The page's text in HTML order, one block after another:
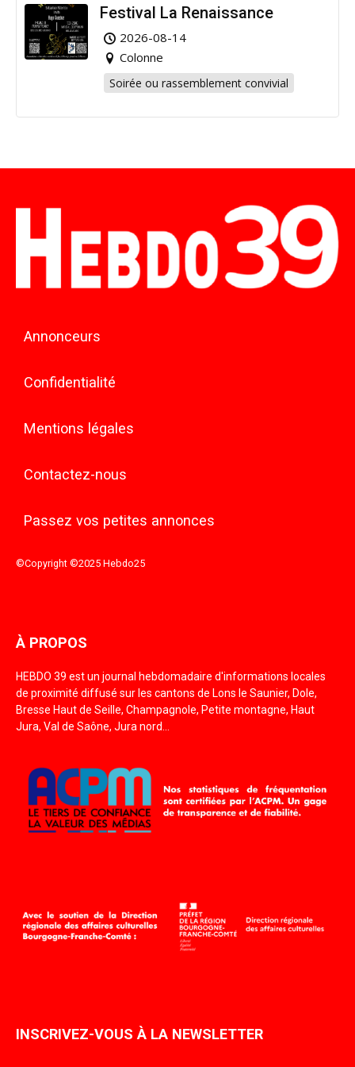
Festival La Renaissance
2026-08-14
Colonne
Soirée ou rassemblement convivial